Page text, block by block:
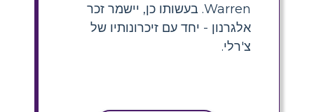
Warren. בעשותו כן, יישמר זכר
אלגרנון - יחד עם זיכרונותיו של
צ'רלי.